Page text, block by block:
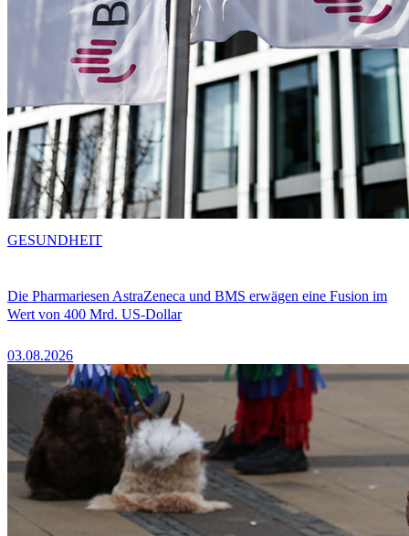
Die Pharmariesen AstraZeneca und BMS erwägen eine Fusion im
Wert von 400 Mrd. US-Dollar
03.08.2026
GESUNDHEIT